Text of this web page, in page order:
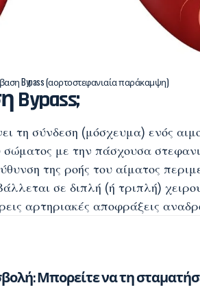
Bypass (αορτοστεφανιαία παράκαμψη)
Bypass;
τη σύνδεση (μόσχευμα) ενός
με την πάσχουσα
της ροής του αίματος
σε διπλή (ή τριπλή)
αρτηριακές αποφράξεις
Μπορείτε να τη